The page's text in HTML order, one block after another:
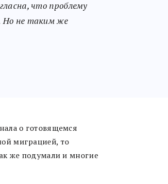
что проблему
Но не таким же
о готовящемся
миграцией, то
же подумали и многие